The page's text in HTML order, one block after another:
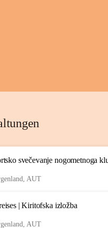
svečevanje nogometnoga
AUT
| Kiritofska izložba
AUT